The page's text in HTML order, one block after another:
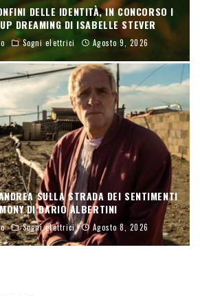
DELLE IDENTITÀ, IN CONCORSO I
DREAMING DI ISABELLE STEVER
Sogni elettrici Agosto 9, 2026
SULLA STRADA DEI SENTIMENTI
DI DARIO ALBERTINI
Sogni elettrici Agosto 8, 2026